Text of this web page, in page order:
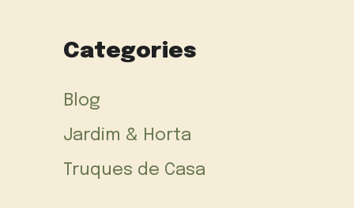
Categories
Blog
Jardim & Horta
Truques de Casa